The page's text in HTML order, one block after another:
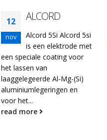
12
nov
ALCORD
Alcord 5Si Alcord 5si
is een elektrode met
een speciale coating voor
het lassen van
laaggelegeerde Al-Mg-(Si)
aluminiumlegeringen en
voor het...
read more